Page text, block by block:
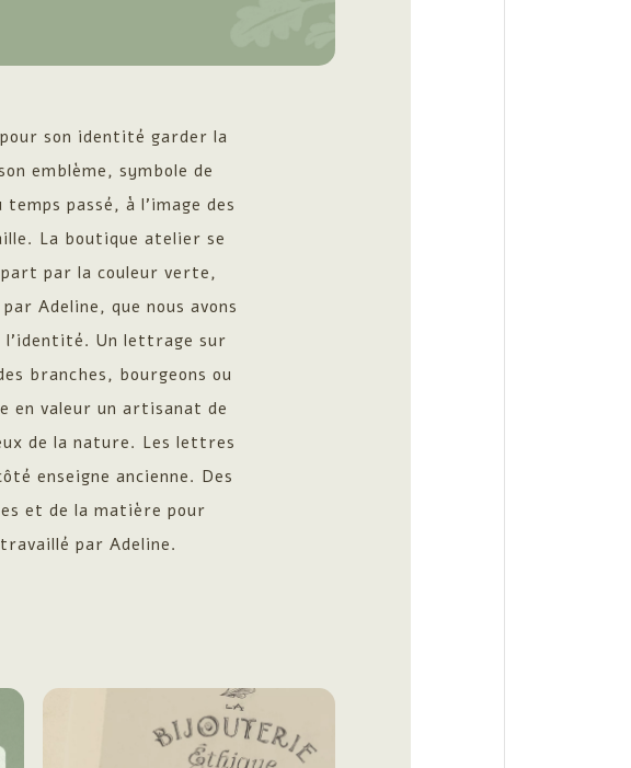
son identité garder la
emblème, symbole de
passé, à l’image des
La boutique atelier se
par la couleur verte,
Adeline, que nous avons
l’identité. Un lettrage sur
branches, bourgeons ou
en valeur un artisanat de
de la nature. Les lettres
enseigne ancienne. Des
et de la matière pour
par Adeline.